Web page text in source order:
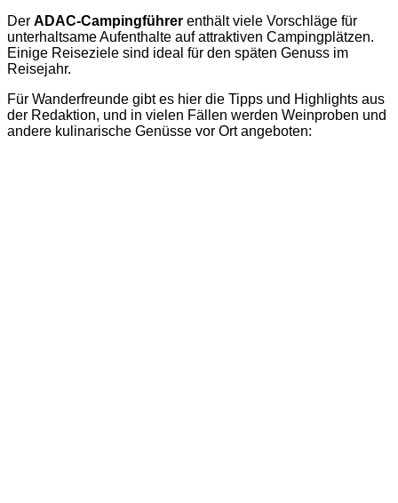
Der ADAC-Campingführer enthält viele Vorschläge für
unterhaltsame Aufenthalte auf attraktiven Campingplätzen.
Einige Reiseziele sind ideal für den späten Genuss im
Reisejahr.
Für Wanderfreunde gibt es hier die Tipps und Highlights aus
der Redaktion, und in vielen Fällen werden Weinproben und
andere kulinarische Genüsse vor Ort angeboten: